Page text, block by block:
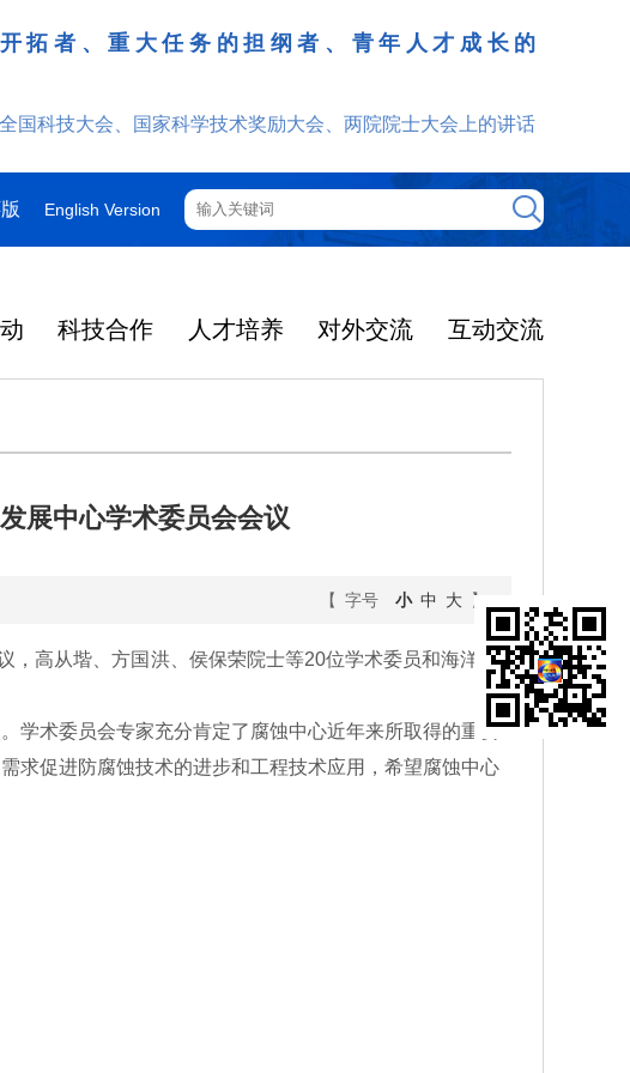
拓者、重大任务的担纲者、青年人才成长的
科技大会、国家科学技术奖励大会、两院院士大会上的讲话
English Version
科技合作 人才培养 对外交流 互动交流
展中心学术委员会会议
【 字号 小 中 大】
高从堦、方国洪、侯保荣院士等20位学术委员和海洋所
学术委员会专家充分肯定了腐蚀中心近年来所取得的重要
求促进防腐蚀技术的进步和工程技术应用，希望腐蚀中心